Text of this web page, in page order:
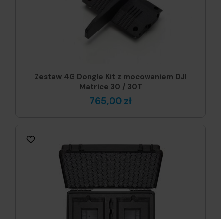
Zestaw 4G Dongle Kit z mocowaniem DJI
Matrice 30 / 30T
765,00 zł